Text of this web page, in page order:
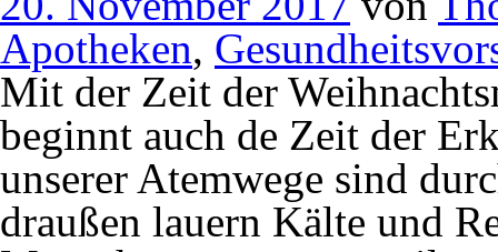
Apotheken,
Mit der Zeit der
beginnt auch de Zeit der
unserer Atemwege sind
draußen lauern Kälte und